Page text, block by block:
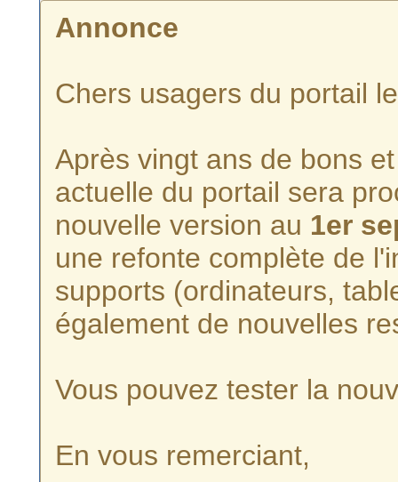
Annonce
Chers usagers du portail
Après vingt ans de bons
actuelle du portail sera
nouvelle version au 1er
une refonte complète de
supports (ordinateurs,
également de nouvelles
Vous pouvez tester la
En vous remerciant,